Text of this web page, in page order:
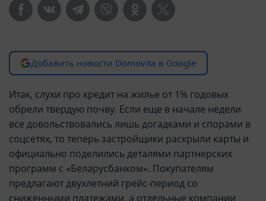
Добавить новости Domovita в Google
Итак, слухи про кредит на жилье от 1% годовых
обрели твердую почву. Если еще в начале недели
все довольствовались лишь догадками и спорами в
соцсетях, то теперь застройщики раскрыли карты и
официально поделились деталями партнерских
программ с «Беларусбанком». Покупателям
предлагают двухлетний грейс-период со
сниженными платежами, а отдельные компании